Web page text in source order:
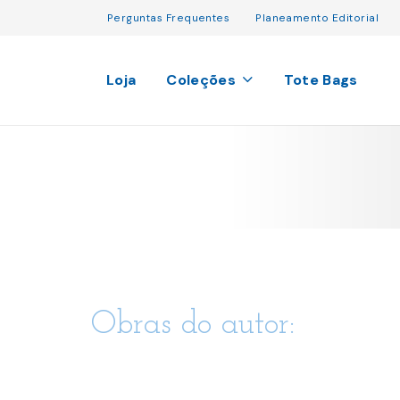
Perguntas Frequentes Planeamento Editorial
Loja Coleções Tote Bags
Obras do autor: